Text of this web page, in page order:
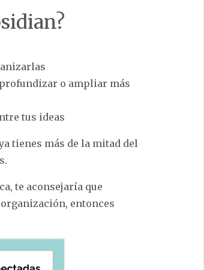
o ampliar más
tus ideas
tienes más de la mitad del
te aconsejaría que
entonces